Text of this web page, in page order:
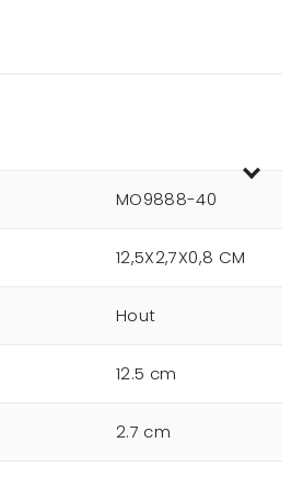
MO9888-40
12,5X2,7X0,8 CM
Hout
12.5 cm
2.7 cm